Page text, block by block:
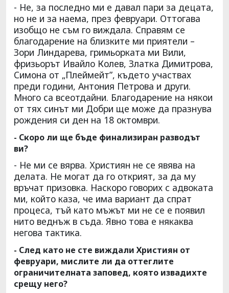
- Не, за последно ми е давал пари за децата,
но не и за наема, през февруари. Оттогава
изобщо не съм го виждала. Справям се
благодарение на близките ми приятели –
Зори Линдарева, гримьорката ми Вили,
фризьорът Ивайло Колев, Златка Димитрова,
Симона от „Плеймейт”, където участвах
преди години, Антония Петрова и други.
Много са всеотдайни. Благодарение на някои
от тях синът ми Добри ще може да празнува
рождения си ден на 18 октомври.
- Скоро ли ще бъде финализиран разводът
ви?
- Не ми се вярва. Християн не се явява на
делата. Не могат да го открият, за да му
връчат призовка. Наскоро говорих с адвоката
ми, който каза, че има вариант да спрат
процеса, тъй като мъжът ми не се е появил
нито веднъж в съда. Явно това е някаква
негова тактика.
- След като не сте виждали Християн от
февруари, мислите ли да оттеглите
ограничителната заповед, която извадихте
срещу него?